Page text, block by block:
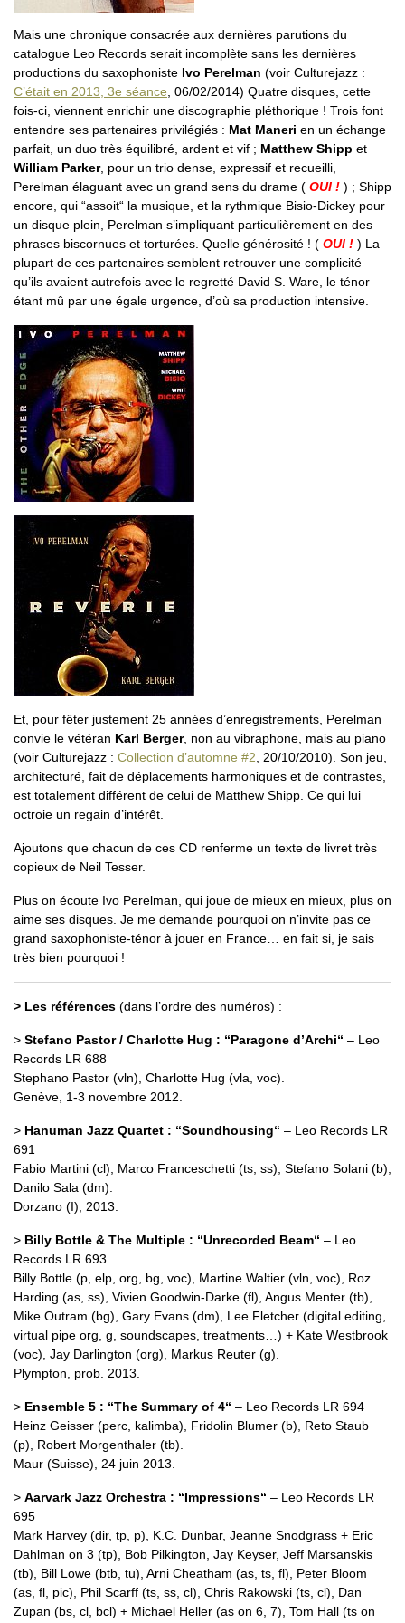
Mais une chronique consacrée aux dernières parutions du
catalogue Leo Records serait incomplète sans les dernières
productions du saxophoniste Ivo Perelman (voir Culturejazz :
C’était en 2013, 3e séance, 06/02/2014) Quatre disques, cette
fois-ci, viennent enrichir une discographie pléthorique ! Trois font
entendre ses partenaires privilégiés : Mat Maneri en un échange
parfait, un duo très équilibré, ardent et vif ; Matthew Shipp et
William Parker, pour un trio dense, expressif et recueilli,
Perelman élaguant avec un grand sens du drame ( OUI ! ) ; Shipp
encore, qui “assoit“ la musique, et la rythmique Bisio-Dickey pour
un disque plein, Perelman s’impliquant particulièrement en des
phrases biscornues et torturées. Quelle générosité ! ( OUI ! ) La
plupart de ces partenaires semblent retrouver une complicité
qu’ils avaient autrefois avec le regretté David S. Ware, le ténor
étant mû par une égale urgence, d’où sa production intensive.
Et, pour fêter justement 25 années d’enregistrements, Perelman
convie le vétéran Karl Berger, non au vibraphone, mais au piano
(voir Culturejazz : Collection d’automne #2 , 20/10/2010). Son jeu,
architecturé, fait de déplacements harmoniques et de contrastes,
est totalement différent de celui de Matthew Shipp. Ce qui lui
octroie un regain d’intérêt.
Ajoutons que chacun de ces CD renferme un texte de livret très
copieux de Neil Tesser.
Plus on écoute Ivo Perelman, qui joue de mieux en mieux, plus on
aime ses disques. Je me demande pourquoi on n’invite pas ce
grand saxophoniste-ténor à jouer en France… en fait si, je sais
très bien pourquoi !
> Les références (dans l’ordre des numéros) :
> Stefano Pastor / Charlotte Hug : “Paragone d’Archi“ – Leo
Records LR 688
Stephano Pastor (vln), Charlotte Hug (vla, voc).
Genève, 1-3 novembre 2012.
> Hanuman Jazz Quartet : “Soundhousing“ – Leo Records LR
691
Fabio Martini (cl), Marco Franceschetti (ts, ss), Stefano Solani (b),
Danilo Sala (dm).
Dorzano (I), 2013.
> Billy Bottle & The Multiple : “Unrecorded Beam“ – Leo
Records LR 693
Billy Bottle (p, elp, org, bg, voc), Martine Waltier (vln, voc), Roz
Harding (as, ss), Vivien Goodwin-Darke (fl), Angus Menter (tb),
Mike Outram (bg), Gary Evans (dm), Lee Fletcher (digital editing,
virtual pipe org, g, soundscapes, treatments…) + Kate Westbrook
(voc), Jay Darlington (org), Markus Reuter (g).
Plympton, prob. 2013.
> Ensemble 5 : “The Summary of 4“ – Leo Records LR 694
Heinz Geisser (perc, kalimba), Fridolin Blumer (b), Reto Staub
(p), Robert Morgenthaler (tb).
Maur (Suisse), 24 juin 2013.
> Aarvark Jazz Orchestra : “Impressions“ – Leo Records LR
695
Mark Harvey (dir, tp, p), K.C. Dunbar, Jeanne Snodgrass + Eric
Dahlman on 3 (tp), Bob Pilkington, Jay Keyser, Jeff Marsanskis
(tb), Bill Lowe (btb, tu), Arni Cheatham (as, ts, fl), Peter Bloom
(as, fl, pic), Phil Scarff (ts, ss, cl), Chris Rakowski (ts, cl), Dan
Zupan (bs, cl, bcl) + Michael Heller (as on 6, 7), Tom Hall (ts on